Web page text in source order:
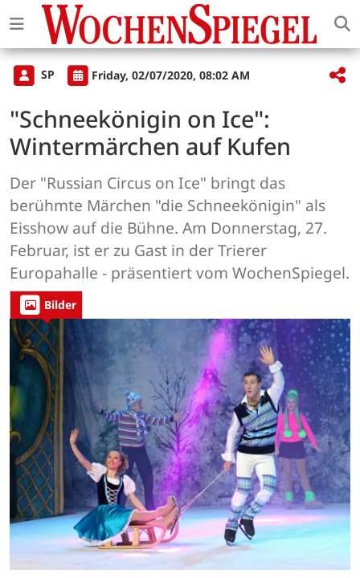
SP Friday, 02/07/2020, 08:02 AM
"Schneekönigin on Ice":
Wintermärchen auf Kufen
Der "Russian Circus on Ice" bringt das
berühmte Märchen "die Schneekönigin" als
Eisshow auf die Bühne. Am Donnerstag, 27.
Februar, ist er zu Gast in der Trierer
Europahalle - präsentiert vom WochenSpiegel.
Bilder